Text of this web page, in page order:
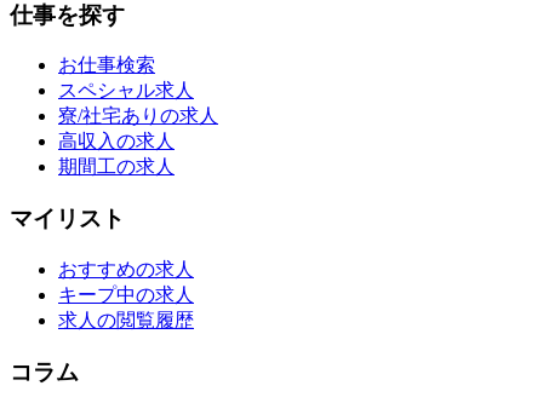
仕事を探す
お仕事検索
スペシャル求人
寮/社宅ありの求人
高収入の求人
期間工の求人
マイリスト
おすすめの求人
キープ中の求人
求人の閲覧履歴
コラム